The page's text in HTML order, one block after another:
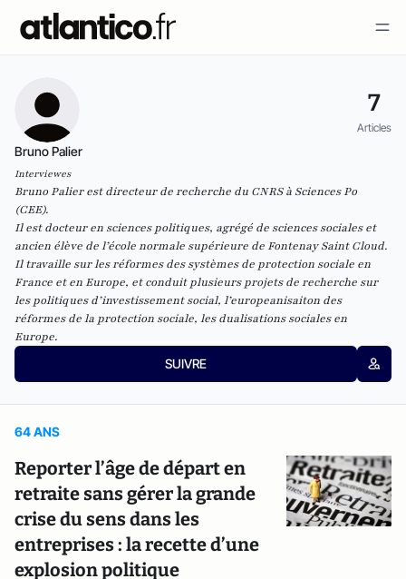
7
Articles
Bruno Palier
Interviewes
Bruno Palier est directeur de recherche du CNRS à Sciences Po
(CEE).
Il est docteur en sciences politiques, agrégé de sciences sociales et
ancien élève de l’école normale supérieure de Fontenay Saint Cloud.
Il travaille sur les réformes des systèmes de protection sociale en
France et en Europe, et conduit plusieurs projets de recherche sur
les politiques d’investissement social, l’europeanisaiton des
réformes de la protection sociale, les dualisations sociales en
Europe.
SUIVRE
64 ANS
Reporter l’âge de départ en
retraite sans gérer la grande
crise du sens dans les
entreprises : la recette d’une
explosion politique